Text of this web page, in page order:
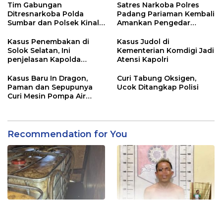
Tim Gabungan
Ditresnarkoba Polda
Sumbar dan Polsek Kinali
Pengedar Ganja Kering
Satres Narkoba Polres
Padang Pariaman Kembali
Amankan Pengedar
Kasus Penembakan di
Solok Selatan, Ini
penjelasan Kapolda
Kasus Judol di
Kementerian Komdigi Jadi
Atensi Kapolri
Kasus Baru In Dragon,
Paman dan Sepupunya
Curi Mesin Pompa Air
Curi Tabung Oksigen,
Ucok Ditangkap Polisi
Recommendation for You